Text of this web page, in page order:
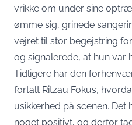
vrikke om under sine
ømme sig, grinede
vejret til stor begejstring
og signalerede, at hun var
Tidligere har den
fortalt Ritzau Fokus,
usikkerhed på scenen. Det
noget positivt, og derfor